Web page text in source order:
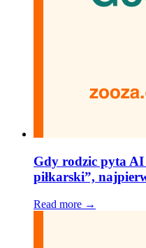
Gdy rodzic pyta
piłkarski”,
Read more →